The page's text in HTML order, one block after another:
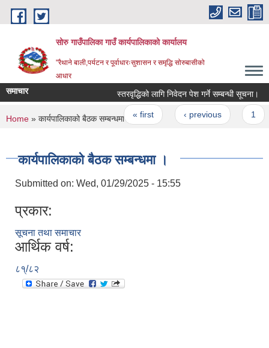
Skip to main content
सोरु गाउँपालिका गाउँ कार्यपालिकाको कार्यालय
"रैथाने बाली,पर्यटन र पूर्वाधारःसुशासन र समृद्धि सोरुबासीको
आधार
समाचार स्तरवृद्धिको लागि निवेदन पेश गर्ने सम्बन्धी सूचना।
Pages
« first ‹ previous
You are here
Home » कार्यपालिकाको बैठक सम्बन्धमा ।
कार्यपालिकाको बैठक सम्बन्धमा ।
Submitted on: Wed, 01/29/2025 - 15:55
प्रकार:
सूचना तथा समाचार
आर्थिक वर्ष:
८१्/८२